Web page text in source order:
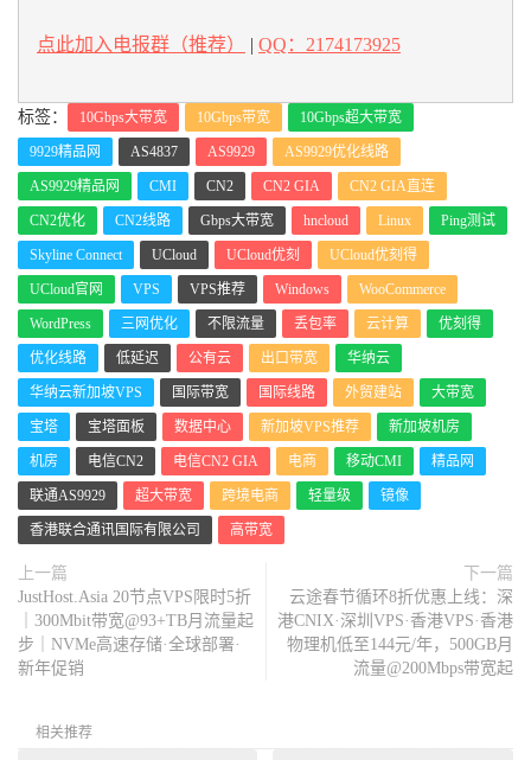
点此加入电报群（推荐） | QQ：2174173925
标签： 10Gbps大带宽 10Gbps带宽 10Gbps超大带宽
9929精品网 AS4837 AS9929 AS9929优化线路
AS9929精品网 CMI CN2 CN2 GIA CN2 GIA直连
CN2优化 CN2线路 Gbps大带宽 hncloud Linux Ping测试
Skyline Connect UCloud UCloud优刻 UCloud优刻得
UCloud官网 VPS VPS推荐 Windows WooCommerce
WordPress 三网优化 不限流量 丢包率 云计算 优刻得
优化线路 低延迟 公有云 出口带宽 华纳云
华纳云新加坡VPS 国际带宽 国际线路 外贸建站 大带宽
宝塔 宝塔面板 数据中心 新加坡VPS推荐 新加坡机房
机房 电信CN2 电信CN2 GIA 电商 移动CMI 精品网
联通AS9929 超大带宽 跨境电商 轻量级 镜像
香港联合通讯国际有限公司 高带宽
上一篇
JustHost.Asia 20节点VPS限时5折
｜300Mbit带宽@93+TB月流量起
步｜NVMe高速存储·全球部署·
新年促销
下一篇
云途春节循环8折优惠上线：深
港CNIX·深圳VPS·香港VPS·香港
物理机低至144元/年，500GB月
流量@200Mbps带宽起
相关推荐